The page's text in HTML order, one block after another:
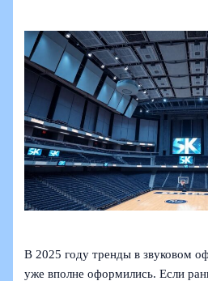
В 2025 году тренды в звуковом
уже вполне оформились. Если